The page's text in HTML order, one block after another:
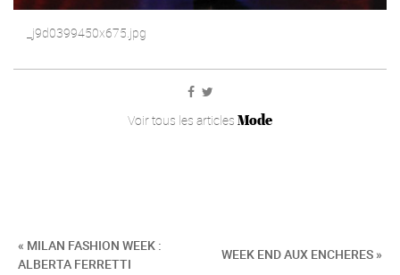
_j9d0399450x675.jpg
Voir tous les articles Mode
« MILAN FASHION WEEK :
ALBERTA FERRETTI
WEEK END AUX ENCHERES »